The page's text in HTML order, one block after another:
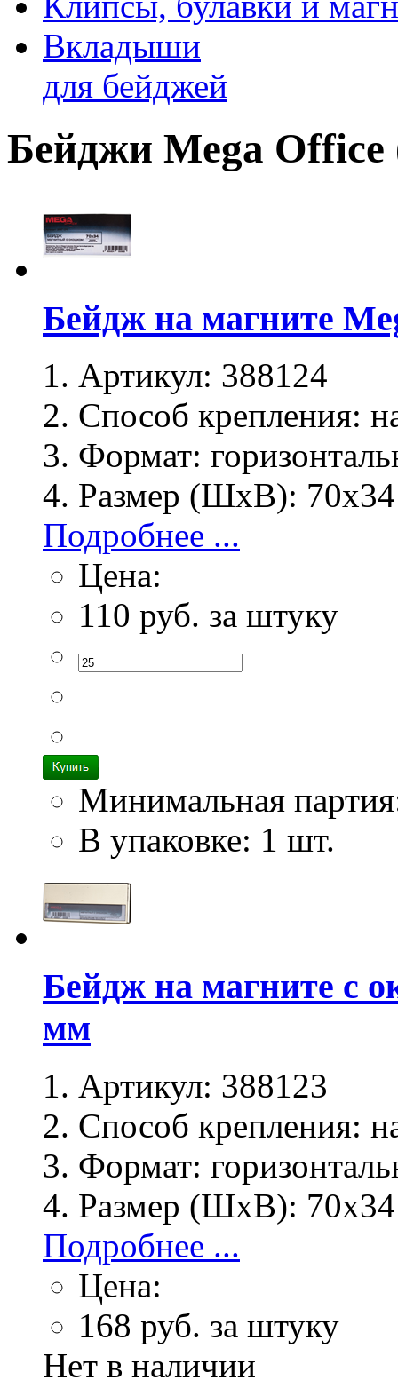
Вкладыши
для бейджей
Бейджи Mega
Бейдж на магните
Артикул: 388124
Способ крепления:
Формат:
Размер (ШхВ):
Подробнее ...
Цена:
110 руб. за штуку
Минимальная
В упаковке: 1 шт.
Бейдж на магните с
мм
Артикул: 388123
Способ крепления:
Формат:
Размер (ШхВ):
Подробнее ...
Цена:
168 руб. за штуку
Нет в наличии